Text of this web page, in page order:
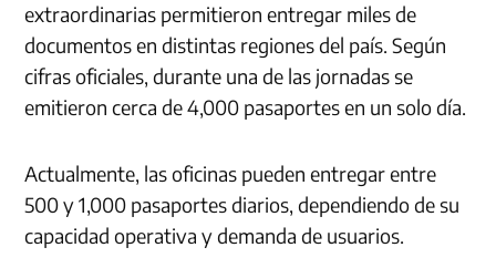
extraordinarias permitieron entregar miles de
documentos en distintas regiones del país. Según
cifras oficiales, durante una de las jornadas se
emitieron cerca de 4,000 pasaportes en un solo día.
Actualmente, las oficinas pueden entregar entre
500 y 1,000 pasaportes diarios, dependiendo de su
capacidad operativa y demanda de usuarios.